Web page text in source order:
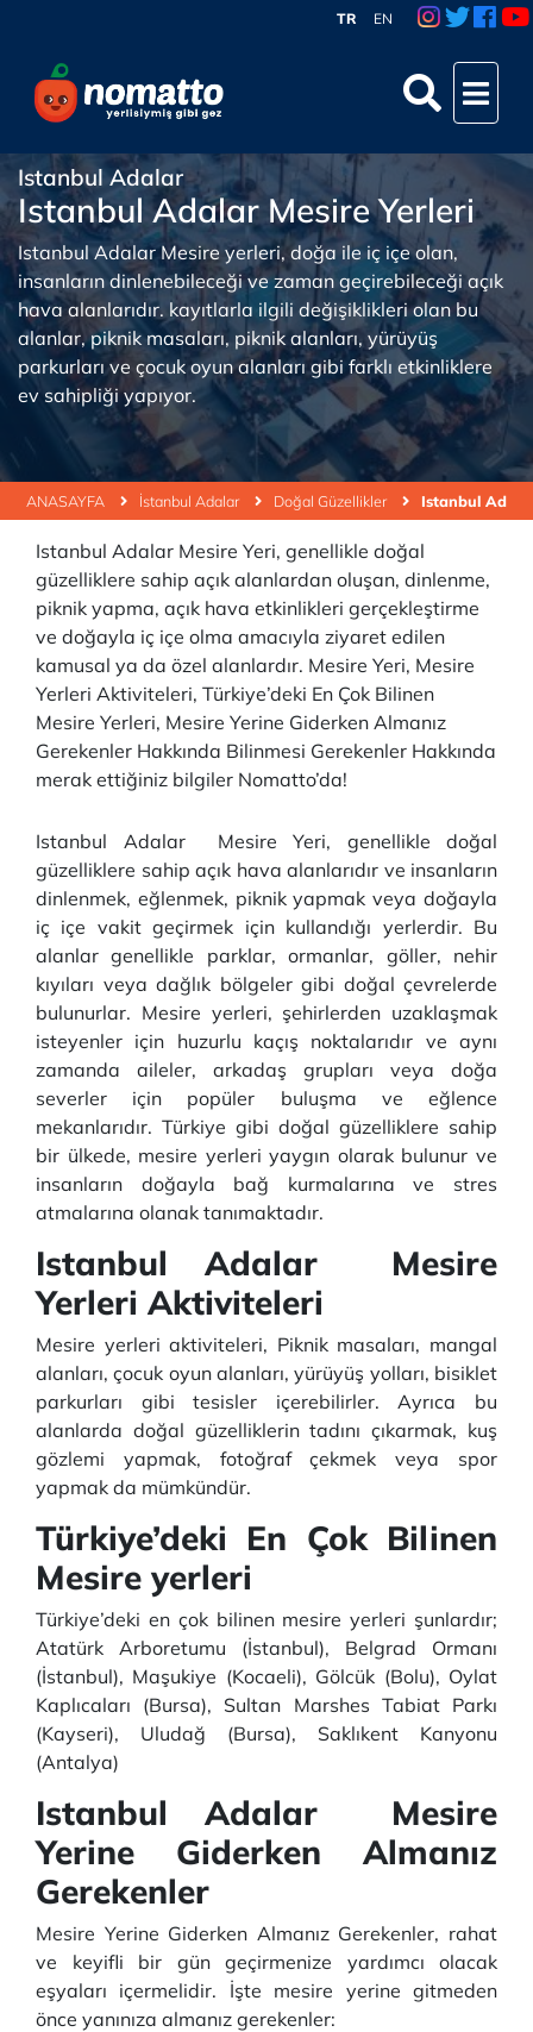
TR EN
ANASAYFA İstanbul Adalar Doğal Güzellikler Istanbul
Istanbul Adalar
Istanbul Adalar Mesire Yerleri
Istanbul Adalar Mesire yerleri, doğa ile iç içe olan,
insanların dinlenebileceği ve zaman geçirebileceği açık
hava alanlarıdır. kayıtlarla ilgili değişiklikleri olan bu
alanlar, piknik masaları, piknik alanları, yürüyüş
parkurları ve çocuk oyun alanları gibi farklı etkinliklere
ev sahipliği yapıyor.
Istanbul Adalar Mesire Yeri, genellikle doğal
güzelliklere sahip açık alanlardan oluşan, dinlenme,
piknik yapma, açık hava etkinlikleri gerçekleştirme
ve doğayla iç içe olma amacıyla ziyaret edilen
kamusal ya da özel alanlardır. Mesire Yeri, Mesire
Yerleri Aktiviteleri, Türkiye’deki En Çok Bilinen
Mesire Yerleri, Mesire Yerine Giderken Almanız
Gerekenler Hakkında Bilinmesi Gerekenler Hakkında
merak ettiğiniz bilgiler Nomatto’da!
Istanbul Adalar Mesire Yeri, genellikle doğal
güzelliklere sahip açık hava alanlarıdır ve insanların
dinlenmek, eğlenmek, piknik yapmak veya doğayla
iç içe vakit geçirmek için kullandığı yerlerdir. Bu
alanlar genellikle parklar, ormanlar, göller, nehir
kıyıları veya dağlık bölgeler gibi doğal çevrelerde
bulunurlar. Mesire yerleri, şehirlerden uzaklaşmak
isteyenler için huzurlu kaçış noktalarıdır ve aynı
zamanda aileler, arkadaş grupları veya doğa
severler için popüler buluşma ve eğlence
mekanlarıdır. Türkiye gibi doğal güzelliklere sahip
bir ülkede, mesire yerleri yaygın olarak bulunur ve
insanların doğayla bağ kurmalarına ve stres
atmalarına olanak tanımaktadır.
Istanbul Adalar Mesire
Yerleri Aktiviteleri
Mesire yerleri aktiviteleri, Piknik masaları, mangal
alanları, çocuk oyun alanları, yürüyüş yolları, bisiklet
parkurları gibi tesisler içerebilirler. Ayrıca bu
alanlarda doğal güzelliklerin tadını çıkarmak, kuş
gözlemi yapmak, fotoğraf çekmek veya spor
yapmak da mümkündür.
Türkiye’deki En Çok Bilinen
Mesire yerleri
Türkiye’deki en çok bilinen mesire yerleri şunlardır;
Atatürk Arboretumu (İstanbul), Belgrad Ormanı
(İstanbul), Maşukiye (Kocaeli), Gölcük (Bolu), Oylat
Kaplıcaları (Bursa), Sultan Marshes Tabiat Parkı
(Kayseri), Uludağ (Bursa), Saklıkent Kanyonu
(Antalya)
Istanbul Adalar Mesire
Yerine Giderken Almanız
Gerekenler
Mesire Yerine Giderken Almanız Gerekenler, rahat
ve keyifli bir gün geçirmenize yardımcı olacak
eşyaları içermelidir. İşte mesire yerine gitmeden
önce yanınıza almanız gerekenler: